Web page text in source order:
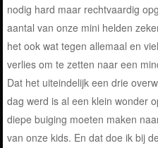
nodig hard maar rechtvaardig
aantal van onze mini helden
het ook wat tegen allemaal en
verlies om te zetten naar een
Dat het uiteindelijk een drie
dag werd is al een klein wonder
diepe buiging moeten maken
van onze kids. En dat doe ik bij